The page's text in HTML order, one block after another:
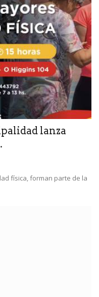
lanza
física, forman parte de la